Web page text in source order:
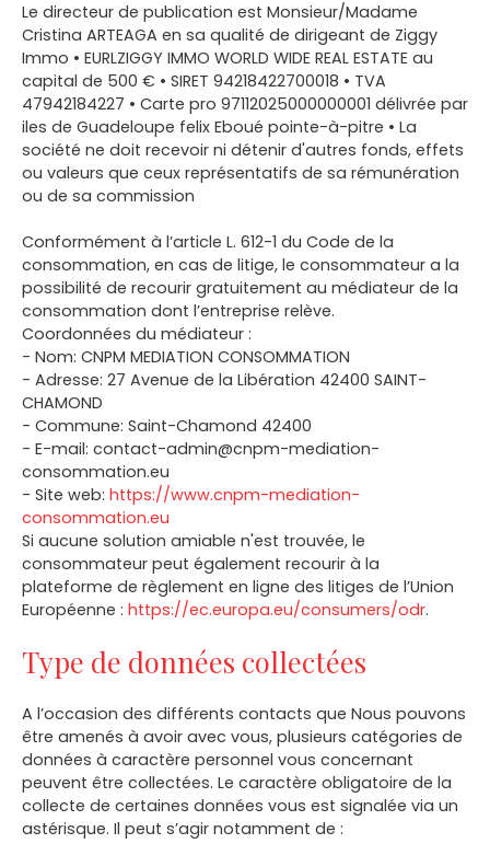
Le directeur de publication est Monsieur/Madame
Cristina ARTEAGA en sa qualité de dirigeant de Ziggy
Immo • EURLZIGGY IMMO WORLD WIDE REAL ESTATE au
capital de 500 € • SIRET 94218422700018 • TVA
47942184227 • Carte pro 97112025000000001 délivrée par
iles de Guadeloupe felix Eboué pointe-à-pitre • La
société ne doit recevoir ni détenir d'autres fonds, effets
ou valeurs que ceux représentatifs de sa rémunération
ou de sa commission
Conformément à l’article L. 612-1 du Code de la
consommation, en cas de litige, le consommateur a la
possibilité de recourir gratuitement au médiateur de la
consommation dont l’entreprise relève.
Coordonnées du médiateur :
- Nom: CNPM MEDIATION CONSOMMATION
- Adresse: 27 Avenue de la Libération 42400 SAINT-
CHAMOND
- Commune: Saint-Chamond 42400
- E-mail: contact-admin@cnpm-mediation-
consommation.eu
- Site web: https://www.cnpm-mediation-
consommation.eu
Si aucune solution amiable n'est trouvée, le
consommateur peut également recourir à la
plateforme de règlement en ligne des litiges de l’Union
Européenne : https://ec.europa.eu/consumers/odr.
Type de données collectées
A l’occasion des différents contacts que Nous pouvons
être amenés à avoir avec vous, plusieurs catégories de
données à caractère personnel vous concernant
peuvent être collectées. Le caractère obligatoire de la
collecte de certaines données vous est signalée via un
astérisque. Il peut s’agir notamment de :